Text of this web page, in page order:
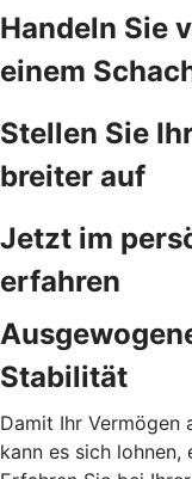
Handeln Sie
einem
Stellen Sie
breiter auf
Jetzt im
erfahren
Stabilität
Damit Ihr Vermögen
kann es sich